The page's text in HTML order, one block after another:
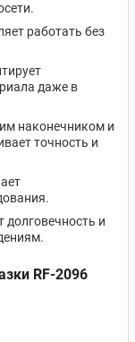
работать без
даже в
наконечником и
точность и
долговечность и
RF-2096